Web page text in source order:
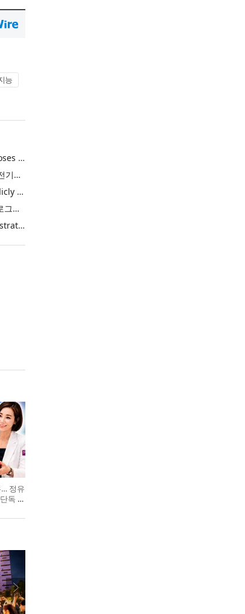
능
Khimji Ramdas Group Chooses Rimini Street to Reduce SAP Support Costs, Protect 700+ Customizations and Reinvest Savings in Innovation
한전, 에너지 신산업 이끌 ‘한전기술지주’ 공식 출범
Purina Named as First Publicly Announced NIQ ConnectAI Charter Client
닐슨IQ, Connect AI 차터 프로그램 최초 고객사 ‘퓨리나’ 선정
Power Integrations Demonstrates World’s First 2200 V GaN Technology for Next-Era High-Voltage Power Systems
… 정유
독 특